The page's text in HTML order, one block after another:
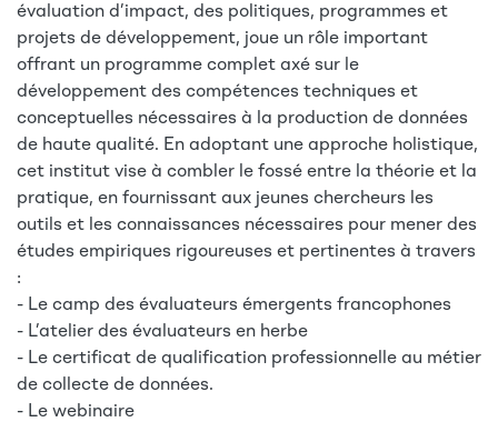
évaluation d’impact, des politiques, programmes et
projets de développement, joue un rôle important
offrant un programme complet axé sur le
développement des compétences techniques et
conceptuelles nécessaires à la production de données
de haute qualité. En adoptant une approche holistique,
cet institut vise à combler le fossé entre la théorie et la
pratique, en fournissant aux jeunes chercheurs les
outils et les connaissances nécessaires pour mener des
études empiriques rigoureuses et pertinentes à travers
:
- Le camp des évaluateurs émergents francophones
- L’atelier des évaluateurs en herbe
- Le certificat de qualification professionnelle au métier
de collecte de données.
- Le webinaire